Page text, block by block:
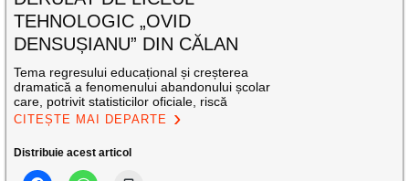
TEHNOLOGIC „OVID
DENSUȘIANU” DIN CĂLAN
Tema regresului educațional și creșterea
dramatică a fenomenului abandonului școlar
care, potrivit statisticilor oficiale, riscă
CITEȘTE MAI DEPARTE
Distribuie acest articol